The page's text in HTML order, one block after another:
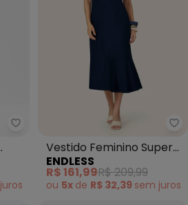
Essendi - Vestido Feminino de
juros
Vestido Feminino Super
Midi Evasê Liso (Azul)
ENDLESS
R$ 161,99R$ 209,99
ou 5x de R$ 32,39 sem juros